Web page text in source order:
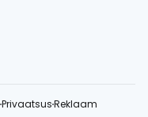
PrivaatsusReklaam